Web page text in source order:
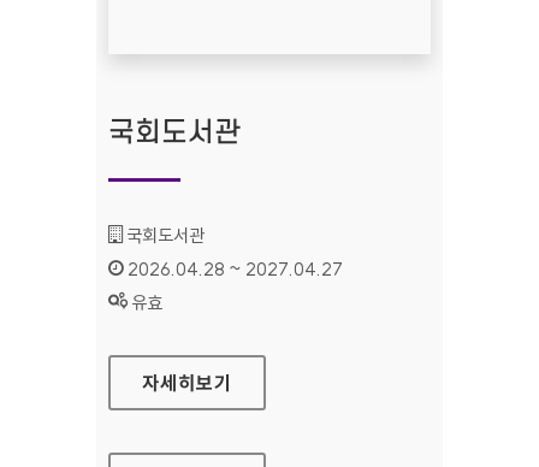
국회도서관
기관명 :
국회도서관
인증기간 :
2026.04.28 ~ 2027.04.27
상태 :
유효
국회도서관
자세히보기